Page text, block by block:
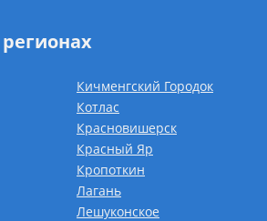
Кичменгский Городок
Котлас
Красновишерск
Красный Яр
Кропоткин
Лагань
Лешуконское